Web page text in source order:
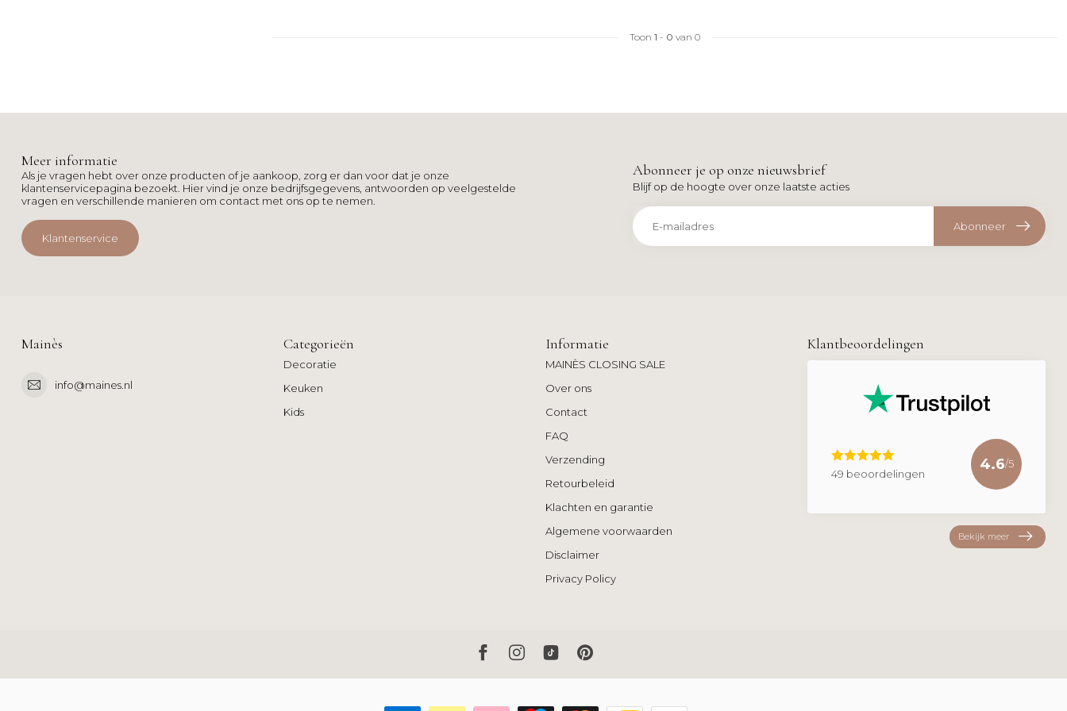
Toon 1 - 0 van 0
Meer informatie
Als je vragen hebt over onze producten of je aankoop, zorg er dan voor dat je onze
klantenservicepagina bezoekt. Hier vind je onze bedrijfsgegevens, antwoorden op veelgestelde
vragen en verschillende manieren om contact met ons op te nemen.
Klantenservice
Abonneer je op onze nieuwsbrief
Blijf op de hoogte over onze laatste acties
Abonneer
Mainès
info@maines.nl
Categorieën
Decoratie
Keuken
Kids
Informatie
MAINÈS CLOSING SALE
Over ons
Contact
FAQ
Verzending
Retourbeleid
Klachten en garantie
Algemene voorwaarden
Disclaimer
Privacy Policy
Klantbeoordelingen
49 beoordelingen
4.6/5
Bekijk meer